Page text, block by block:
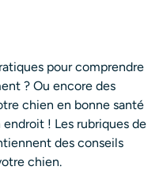
pour comprendre
? Ou encore des
chien en bonne santé
! Les rubriques de
des conseils
chien.